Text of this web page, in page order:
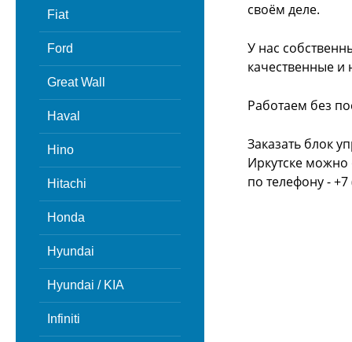
Fiat
Ford
Great Wall
Haval
Hino
Hitachi
Honda
Hyundai
Hyundai / KIA
Infiniti
своём деле.
У нас
качественные и
Работаем без
Заказать блок
Иркутске можно
по телефону -